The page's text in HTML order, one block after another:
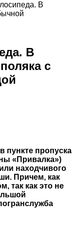
В
В
с
пункте пропуска
«Привалка»)
находчивого
Причем, как
так как это не